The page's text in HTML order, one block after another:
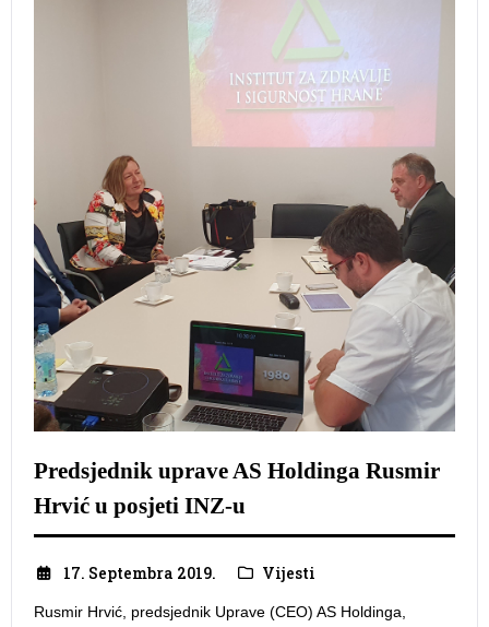
Predsjednik uprave AS Holdinga Rusmir
Hrvić u posjeti INZ-u
17. Septembra 2019. Vijesti
Rusmir Hrvić, predsjednik Uprave (CEO) AS Holdinga,